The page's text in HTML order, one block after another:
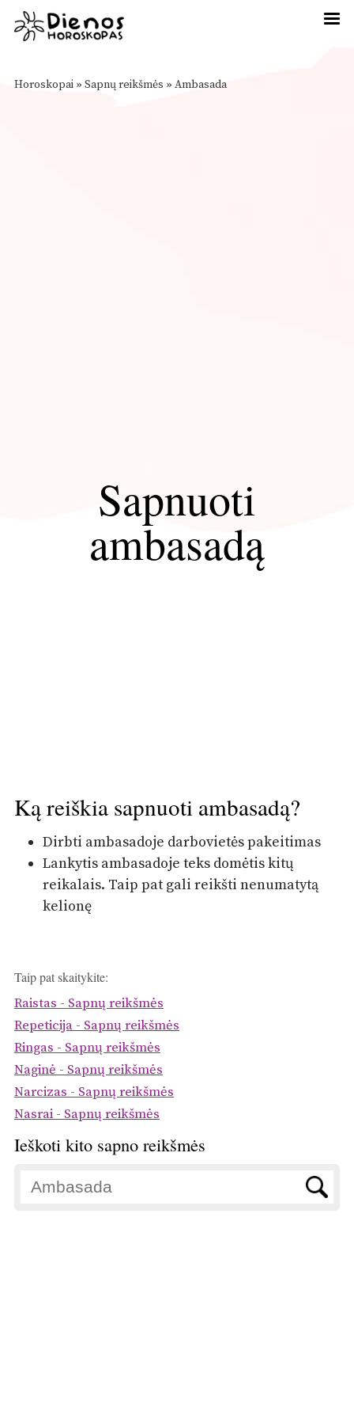
Horoskopai » Sapnų reikšmės » Ambasada
Sapnuoti
ambasadą
Ką reiškia sapnuoti ambasadą?
Dirbti ambasadoje darbovietės pakeitimas
Lankytis ambasadoje teks domėtis kitų
reikalais. Taip pat gali reikšti nenumatytą
kelionę
Taip pat skaitykite:
Raistas - Sapnų reikšmės
Repeticija - Sapnų reikšmės
Ringas - Sapnų reikšmės
Naginė - Sapnų reikšmės
Narcizas - Sapnų reikšmės
Nasrai - Sapnų reikšmės
Ieškoti kito sapno reikšmės